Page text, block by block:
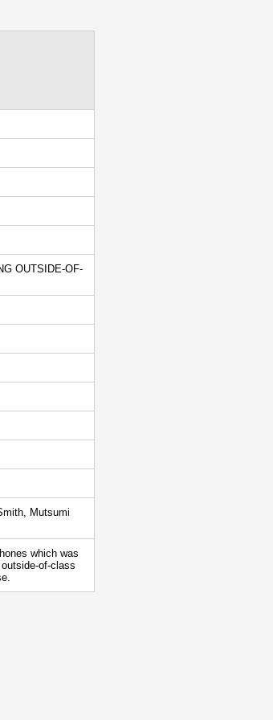
OUTSIDE-OF-
Mutsumi
which was
of-class